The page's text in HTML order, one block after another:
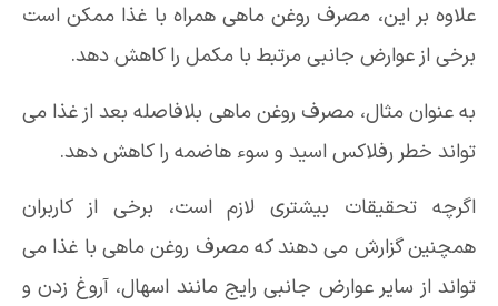
علاوه بر این، مصرف روغن ماهی همراه با غذا ممکن است
برخی از عوارض جانبی مرتبط با مکمل را کاهش دهد.
به عنوان مثال، مصرف روغن ماهی بلافاصله بعد از غذا می
تواند خطر رفلاکس اسید و سوء هاضمه را کاهش دهد.
اگرچه تحقیقات بیشتری لازم است، برخی از کاربران
همچنین گزارش می دهند که مصرف روغن ماهی با غذا می
تواند از سایر عوارض جانبی رایج مانند اسهال، آروغ زدن و